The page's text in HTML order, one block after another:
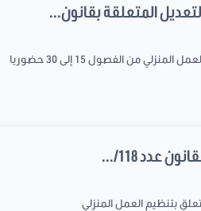
المتعلقة بقانون...
عقدت لجنة الشباب يوم الأربعاء الموافق ل 05 ماي 2021 اجتماعا لمواصلة مناقشة مقتحات التعديل المتعلقة بقانون تنظيم العمل المنزلي من الفصول 15 إلى 30 حضوريا
عدد 118/...